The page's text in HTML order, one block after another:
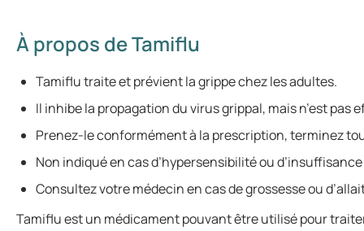
À propos de Tamiflu
Tamiflu traite et prévient la grippe chez les adultes.
Il inhibe la propagation du virus grippal, mais n’est pas
Prenez-le conformément à la prescription, terminez
Non indiqué en cas d’hypersensibilité ou
Consultez votre médecin en cas de grossesse ou
Tamiflu est un médicament pouvant être utilisé pour